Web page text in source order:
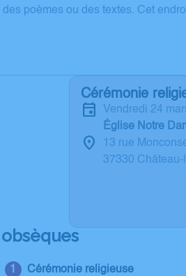
poèmes ou des textes. Cet
Cérémonie
vendredi 24
Église Notre
13 rue
37330
obsèques
Cérémonie religieuse